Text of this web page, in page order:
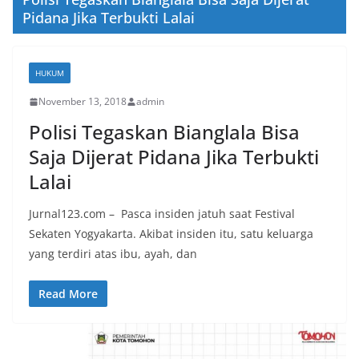
Pidana Jika Terbukti Lalai
HUKUM
November 13, 2018 admin
Polisi Tegaskan Bianglala Bisa
Saja Dijerat Pidana Jika Terbukti
Lalai
Jurnal123.com – Pasca insiden jatuh saat Festival
Sekaten Yogyakarta. Akibat insiden itu, satu keluarga
yang terdiri atas ibu, ayah, dan
Read More